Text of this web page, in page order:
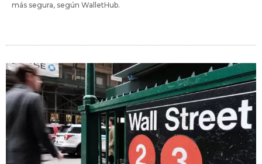
más segura, según WalletHub.